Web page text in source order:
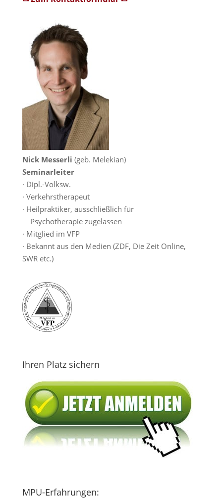
Nick Messerli (geb. Melekian)
Seminarleiter
· Dipl.-Volksw.
· Verkehrstherapeut
· Heilpraktiker, ausschließlich für
Psychotherapie zugelassen
· Mitglied im VFP
· Bekannt aus den Medien (ZDF, Die Zeit Online,
SWR etc.)
Ihren Platz sichern
MPU-Erfahrungen: